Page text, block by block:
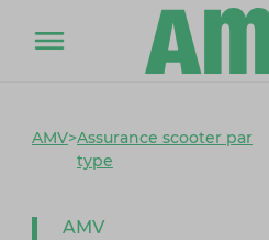
AMV>Assurance scooter par
type
AMV